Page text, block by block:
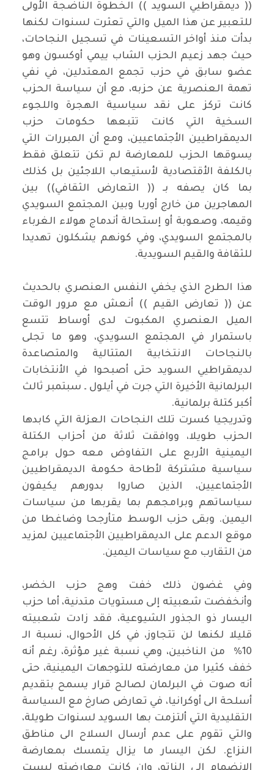
(( ديمقراطيي السويد )) الخطوة الناضجة الأولى
للتعبير عن هذا الميل والتي تعثرت لسنوات لكنها
بدأت منذ أواخر التسعينات في تسجيل النجاحات،
حيث جهد زعيم الحزب الشاب ييمي أوكسون وهو
عضو سابق في حزب تجمع المعتدلين، في نفي
تهمة العنصرية عن حزبه، مع أن سياسة الحزب
كانت تركز على نقد سياسية الهجرة واللجوء
السخية التي كانت تتبعها حكومات حزب
الديمقراطيين الأجتماعيين، ومع أن المبررات التي
يسوقها الحزب للمعارضة لم تكن تتعلق فقط
بالكلفة الأقتصادية لأستيعاب اللاجئين بل كذلك
بما كان يصفه بـ (( التعارض الثقافي)) بين
المهاجرين من خارج أوربا وبين المجتمع السويدي
وقيمه، وصعوبة أو إستحالة أندماج هولاء الغرباء
بالمجتمع السويدي، وفي كونهم يشكلون تهديدا
للثقافة والقيم السويدية.
هذا الطرح الذي يخفي النفس العنصري بالحديث
عن (( تعارض القيم )) أنعش مع مرور الوقت
الميل العنصري المكبوت لدى أوساط تتسع
باستمرار في المجتمع السويدي، وهو ما تجلى
بالنجاحات الانتخابية المتتالية والمتصاعدة
لديمقراطيي السويد حتى أصبحوا في الأنتخابات
البرلمانية الأخيرة التي جرت في أيلول ـ سبتمبر ثالث
أكبر كتلة برلمانية.
وتدريجيا كسرت تلك النجاحات العزلة التي كابدها
الحزب طويلا، ووافقت ثلاثة من أحزاب الكتلة
اليمينية الأربع على التفاوض معه حول برامج
سياسية مشتركة لأطاحة حكومة الديمقراطيين
الأجتماعيين، الذين صاروا بدورهم يكيفون
سياساتهم وبرامجهم بما يقربها من سياسات
اليمين. وبقى حزب الوسط متأرجحا وضاغطا من
موقع الدعم على الديمقراطيين الأجتماعيين لمزيد
من التقارب مع سياسات اليمين.
وفي غضون ذلك خفت وهج حزب الخضر،
وأنخفضت شعبيته إلى مستويات متدنية، أما حزب
اليسار ذو الجذور الشيوعية، فقد زادت شعبيته
قليلا لكنها لن تتجاوز، في كل الأحوال، نسبة الـ
10% من الناخبين، وهي نسبة غير مؤثرة، رغم أنه
خفف كثيرا من معارضته للتوجهات اليمينية، حتى
أنه صوت في البرلمان لصالح قرار يسمح بتقديم
أسلحة الى أوكرانيا، في تعارض صارخ مع السياسة
التقليدية التي ألتزمت بها السويد لسنوات طويلة،
والتي تقوم على عدم أرسال السلاح الى مناطق
النزاع. لكن اليسار ما يزال يتمسك بمعارضة